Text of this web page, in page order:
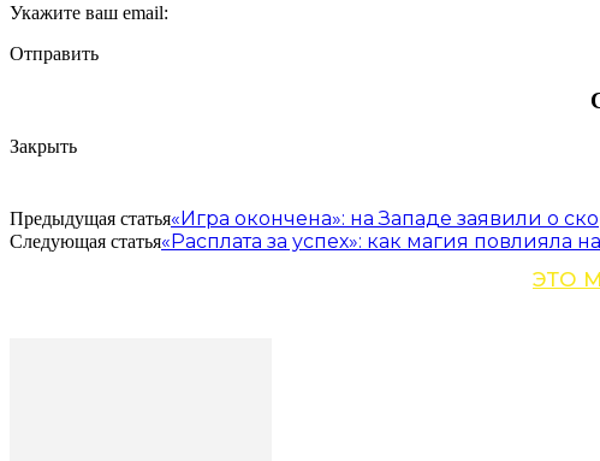
Укажите ваш email:
Отправить
Закрыть
Предыдущая статья«Игра окончена»: на Западе заявили о
Следующая статья«Расплата за успех»: как магия повлияла
ЭТО